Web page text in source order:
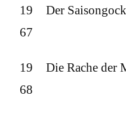
19
67
Der
19
68
Die Rache der